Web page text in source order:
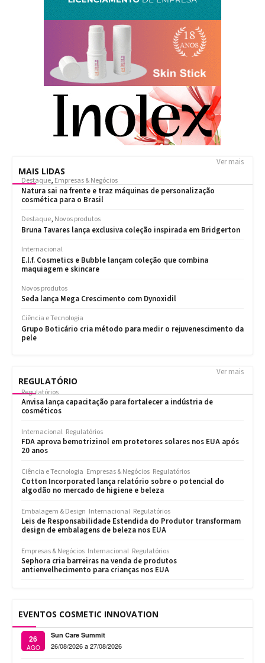
MAIS LIDAS
Ver mais
REGULATÓRIO
Ver mais
Regulatórios
Anvisa lança capacitação para fortalecer a indústria de
cosméticos
Internacional Regulatórios
FDA aprova bemotrizinol em protetores solares nos EUA após
20 anos
Ciência e Tecnologia Empresas & Negócios Regulatórios
Cotton Incorporated lança relatório sobre o potencial do
algodão no mercado de higiene e beleza
Embalagem & Design Internacional Regulatórios
Leis de Responsabilidade Estendida do Produtor transformam
design de embalagens de beleza nos EUA
Empresas & Negócios Internacional Regulatórios
Sephora cria barreiras na venda de produtos
antienvelhecimento para crianças nos EUA
EVENTOS COSMETIC INNOVATION
26
AGO
Sun Care Summit
26/08/2026 a 27/08/2026